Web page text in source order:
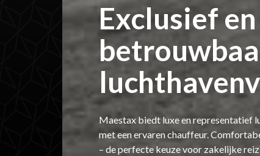
Exclusief en
Maestax biedt luxe en representatief
met een ervaren chauffeur.
– de perfecte keuze voor zakelijke